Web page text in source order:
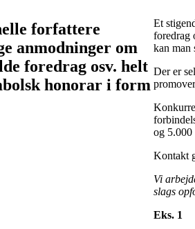
forfattere
anmodninger om
foredrag osv. helt
honorar i form
Et
foredrag
kan man
Der er
og 5.000
Kontakt
Vi
slags
Eks. 1